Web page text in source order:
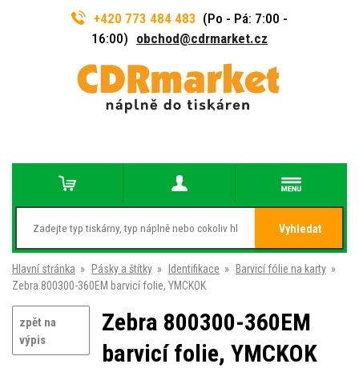
+420 773 484 483 (Po - Pá: 7:00 -
16:00) obchod@cdrmarket.cz
Vyhledat
Hlavní stránka » Pásky a štítky » Identifikace » Barvicí fólie na karty »
Zebra 800300-360EM barvicí folie, YMCKOK
zpět na
výpis
Zebra 800300-360EM
barvicí folie, YMCKOK